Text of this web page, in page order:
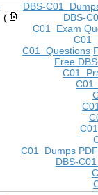
DBS-C01
DBS-
C01 Exam
C01
C01 Questions
Free
C01
C01
C01 Dumps PDF
DBS-
(